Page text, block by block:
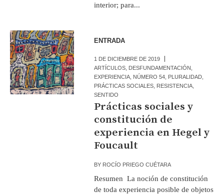
interior; para...
ENTRADA
1 DE DICIEMBRE DE 2019
ARTÍCULOS DESFUNDAMENTACIÓN
EXPERIENCIA NÚMERO 54 PLURALIDAD
PRÁCTICAS SOCIALES RESISTENCIA
SENTIDO
Prácticas sociales y
constitución de
experiencia en Hegel y
Foucault
BY ROCÍO PRIEGO CUÉTARA
Resumen La noción de constitución
de toda experiencia posible de objetos